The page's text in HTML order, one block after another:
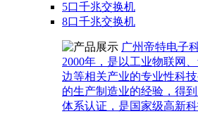
5口千兆交换机
8口千兆交换机
广州帝特电子
2000年，是以工业物联网
边等相关产业的专业性科
的生产制造业的经验，得
体系认证，是国家级高新科